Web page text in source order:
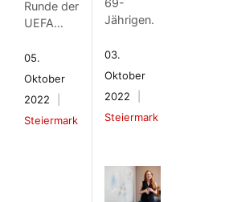
Runde der
UEFA…
05.
Oktober
2022
Steiermark
Jährigen.
03.
Oktober
2022
Steiermark